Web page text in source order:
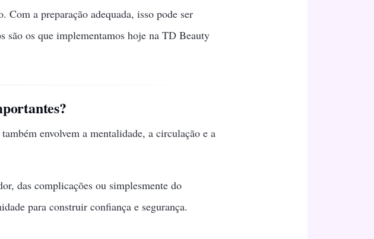
Com a preparação adequada, isso pode ser
são os que implementamos hoje na TD Beauty
envolvem a mentalidade, a circulação e a
das complicações ou simplesmente do
para construir confiança e segurança.